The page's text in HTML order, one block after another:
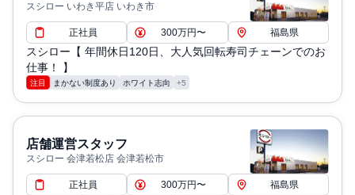
スシロー いわき平店 いわき市
正社員 300万円〜 福島県
スシロー【 年間休日120日、大人気回転寿司チェーンでのお
仕事！ 】
注目 まかない制度あり ホワイト志向 +5
店舗運営スタッフ
スシロー 会津若松店 会津若松市
正社員 300万円〜 福島県